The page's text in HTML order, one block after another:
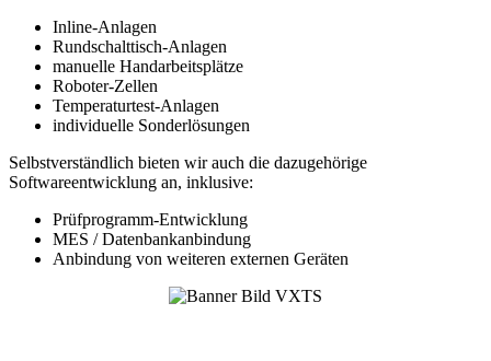
Inline-Anlagen
Rundschalttisch-Anlagen
manuelle Handarbeitsplätze
Roboter-Zellen
Temperaturtest-Anlagen
individuelle Sonderlösungen
Selbstverständlich bieten wir auch die dazugehörige
Softwareentwicklung an, inklusive:
Prüfprogramm-Entwicklung
MES / Datenbankanbindung
Anbindung von weiteren externen Geräten